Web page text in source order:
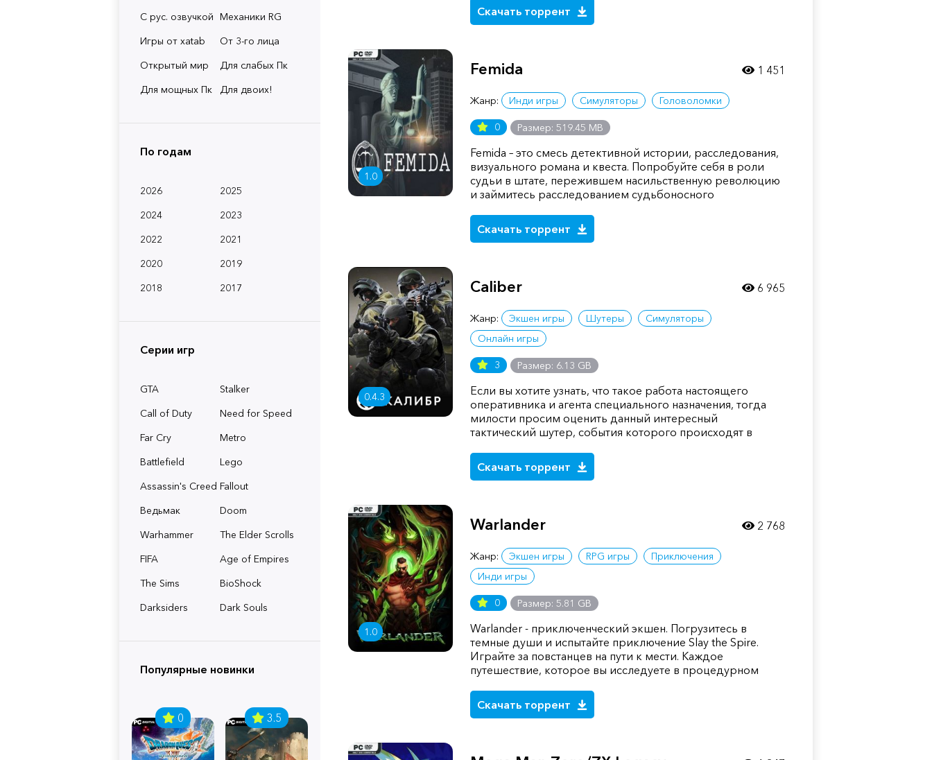
С рус. озвучкой Механики RG
Игры от xatab
От 3-го лица
Открытый мир
Для слабых Пк
Для мощных Пк
Для двоих!
По годам
2026
2025
2024
2023
2022
2021
2020
2019
2018
2017
Серии игр
GTA
Stalker
Call of Duty
Need for Speed
Far Cry
Metro
Battlefield
Lego
Assassin's Creed Fallout
Ведьмак
Doom
Warhammer
The Elder Scrolls
FIFA
Age of Empires
The Sims
BioShock
Darksiders
Dark Souls
Популярные новинки
0 3.5
Скачать торрент
1.0
Femida
Жанр: Инди игры Симуляторы Головоломки
0 Размер: 519.45 MB
Femida – это смесь детективной истории, расследования,
визуального романа и квеста. Попробуйте себя в роли
судьи в штате, пережившем насильственную революцию
и займитесь расследованием судьбоносного
Скачать торрент
1 451
0.4.3
Caliber
Жанр: Экшен игры Шутеры
Симуляторы
Онлайн игры
3 Размер: 6.13 GB
Если вы хотите узнать, что такое работа настоящего
оперативника и агента специального назначения, тогда
милости просим оценить данный интересный
тактический шутер, события которого происходят в
Скачать торрент
6 965
1.0
Warlander
Жанр: Экшен игры RPG игры
Приключения
Инди игры
0 Размер: 5.81 GB
Warlander - приключенческий экшен. Погрузитесь в
темные души и испытайте приключение Slay the Spire.
Играйте за повстанцев на пути к мести. Каждое
путешествие, которое вы исследуете в процедурном
Скачать торрент
2 768